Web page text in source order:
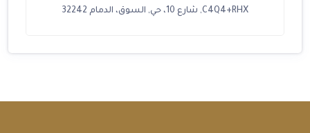
C4Q4+RHX, شارع 10، حي, السوق، الدمام 32242